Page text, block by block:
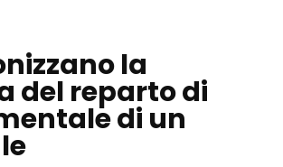
la
del reparto di
di un